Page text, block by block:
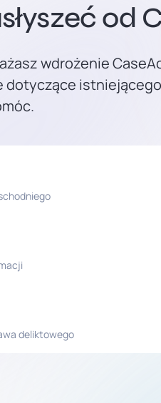
od
wdrożenie
dotyczące
deliktowego